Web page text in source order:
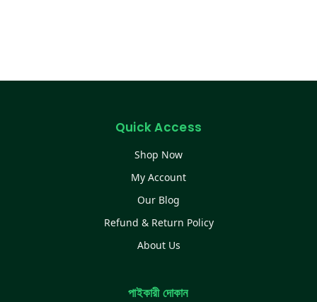
Quick Access
Shop Now
My Account
Our Blog
Refund & Return Policy
About Us
পাইকারী দোকান